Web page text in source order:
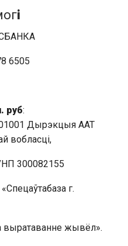
і
6505
руб:
Дырэкцыя ААТ
вобласці,
300082155
г.
выратаванне жывёл».